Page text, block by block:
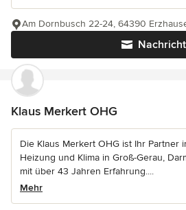
Nachricht
Am Dornbusch 22-24, 64390
Klaus Merkert OHG
Die Klaus Merkert OHG ist Ihr Partner
Heizung und Klima in Groß-Gerau,
mit über 43 Jahren Erfahrung....
Mehr